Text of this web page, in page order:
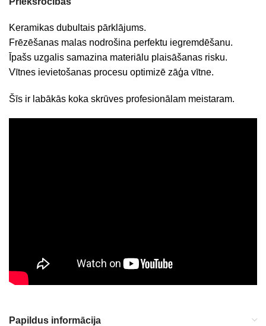
Keramikas dubultais pārklājums.
Frēzēšanas malas nodrošina perfektu iegremdēšanu.
Īpašs uzgalis samazina materiālu plaisāšanas risku.
Vītnes ievietošanas procesu optimizē zāģa vītne.
Šīs ir labākās koka skrūves profesionālam meistaram.
Papildus informācija